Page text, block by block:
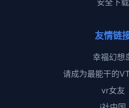
友情链
幸福幻想
请成为最能干的
vr女友